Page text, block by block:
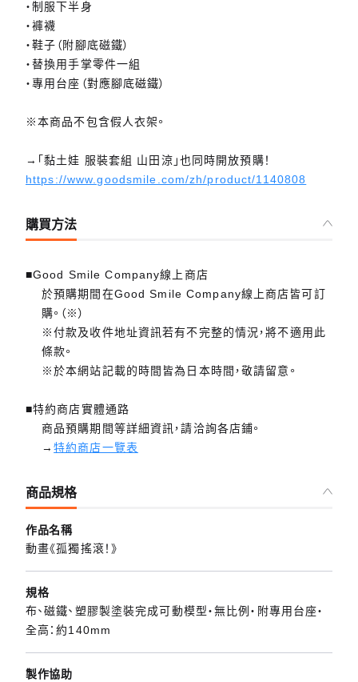
・制服下半身
・褲襪
・鞋子（附腳底磁鐵）
・替換用手掌零件一組
・專用台座（對應腳底磁鐵）
※本商品不包含假人衣架。
→「黏土娃 服裝套組 山田涼」也同時開放預購！
https://www.goodsmile.com/zh/product/1140808
購買方法
■Good Smile Company線上商店
於預購期間在Good Smile Company線上商店皆可訂
購。（※）
※付款及收件地址資訊若有不完整的情況，將不適用此
條款。
※於本網站記載的時間皆為日本時間，敬請留意。
■特約商店實體通路
商品預購期間等詳細資訊，請洽詢各店鋪。
→特約商店一覽表
商品規格
作品名稱
動畫《孤獨搖滾！》
規格
布、磁鐵、塑膠製塗裝完成可動模型・無比例・附專用台座・
全高：約140mm
製作協助